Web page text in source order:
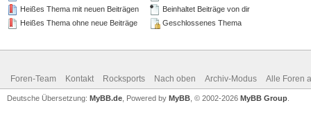
Heißes Thema mit neuen Beiträgen
Heißes Thema ohne neue Beiträge
Beinhaltet Beiträge von dir
Geschlossenes Thema
Foren-Team Kontakt Rocksports Nach oben Archiv-Modus Alle Foren
Deutsche Übersetzung: MyBB.de , Powered by MyBB , © 2002-2026 MyBB Group